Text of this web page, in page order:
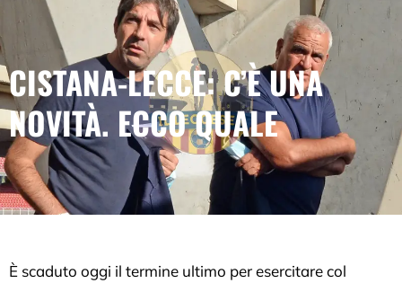
CISTANA-LECCE: C’È UNA
NOVITÀ. ECCO QUALE
È scaduto oggi il termine ultimo per esercitare col